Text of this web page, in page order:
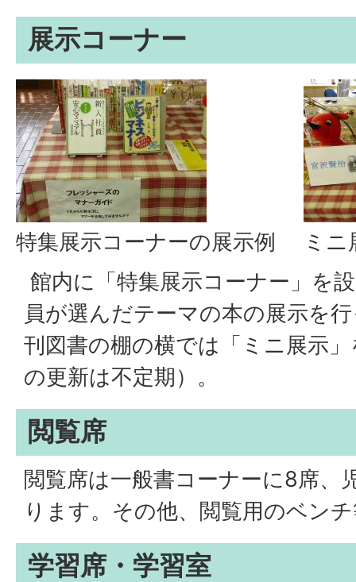
展示コーナー
特集展示コーナーの展示例
ミ
館内に「特集展示コーナー」を
員が選んだテーマの本の展示を
刊図書の棚の横では「ミニ展示
の更新は不定期）。
閲覧席
閲覧席は一般書コーナーに8席、
ります。その他、閲覧用のベン
学習席・学習室